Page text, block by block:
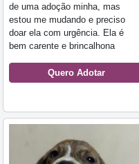
de uma adoção minha, mas
estou me mudando e preciso
doar ela com urgência. Ela é
bem carente e brincalhona
Quero Adotar